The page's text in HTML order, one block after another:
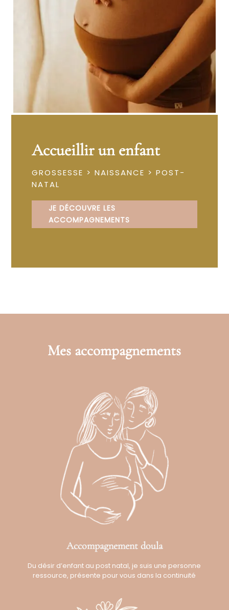
Accueillir un enfant
GROSSESSE > NAISSANCE > POST-
NATAL
JE DÉCOUVRE LES
ACCOMPAGNEMENTS
Mes accompagnements
Accompagnement doula
Du désir d’enfant au post natal, je suis une personne
ressource, présente pour vous dans la continuité